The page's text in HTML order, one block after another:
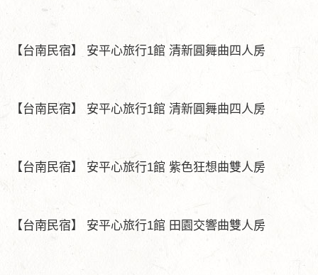
【台南民宿】 安平心旅行1館 清新圓舞曲四人房
【台南民宿】 安平心旅行1館 清新圓舞曲四人房
【台南民宿】 安平心旅行1館 紫色狂想曲雙人房
【台南民宿】 安平心旅行1館 田園交響曲雙人房